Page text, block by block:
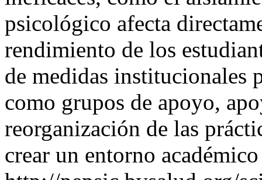
psicológico afecta
rendimiento de los
de medidas institucionales
como grupos de apoyo,
reorganización de las
crear un entorno